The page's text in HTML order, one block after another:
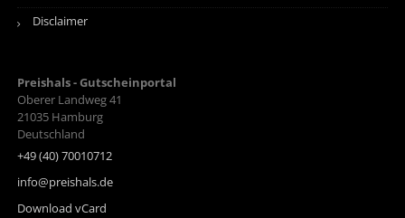
Disclaimer
Preishals - Gutscheinportal
Oberer Landweg 41
21035 Hamburg
Deutschland
+49 (40) 70010712
info@preishals.de
Download vCard